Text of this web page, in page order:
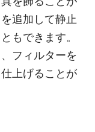
追加して静止
もできます。
フィルターを
上げることが